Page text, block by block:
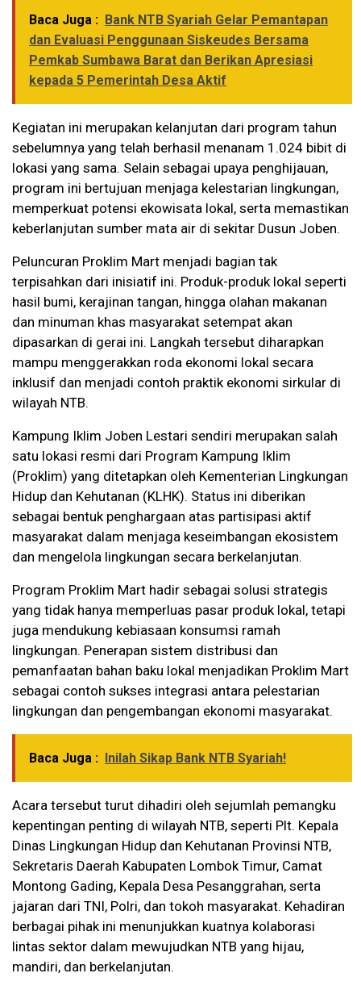
Baca Juga : Bank NTB Syariah Gelar Pemantapan
dan Evaluasi Penggunaan Siskeudes Bersama
Pemkab Sumbawa Barat dan Berikan Apresiasi
kepada 5 Pemerintah Desa Aktif
Kegiatan ini merupakan kelanjutan dari program tahun
sebelumnya yang telah berhasil menanam 1.024 bibit di
lokasi yang sama. Selain sebagai upaya penghijauan,
program ini bertujuan menjaga kelestarian lingkungan,
memperkuat potensi ekowisata lokal, serta memastikan
keberlanjutan sumber mata air di sekitar Dusun Joben.
Peluncuran Proklim Mart menjadi bagian tak
terpisahkan dari inisiatif ini. Produk-produk lokal seperti
hasil bumi, kerajinan tangan, hingga olahan makanan
dan minuman khas masyarakat setempat akan
dipasarkan di gerai ini. Langkah tersebut diharapkan
mampu menggerakkan roda ekonomi lokal secara
inklusif dan menjadi contoh praktik ekonomi sirkular di
wilayah NTB.
Kampung Iklim Joben Lestari sendiri merupakan salah
satu lokasi resmi dari Program Kampung Iklim
(Proklim) yang ditetapkan oleh Kementerian Lingkungan
Hidup dan Kehutanan (KLHK). Status ini diberikan
sebagai bentuk penghargaan atas partisipasi aktif
masyarakat dalam menjaga keseimbangan ekosistem
dan mengelola lingkungan secara berkelanjutan.
Program Proklim Mart hadir sebagai solusi strategis
yang tidak hanya memperluas pasar produk lokal, tetapi
juga mendukung kebiasaan konsumsi ramah
lingkungan. Penerapan sistem distribusi dan
pemanfaatan bahan baku lokal menjadikan Proklim Mart
sebagai contoh sukses integrasi antara pelestarian
lingkungan dan pengembangan ekonomi masyarakat.
Baca Juga : Inilah Sikap Bank NTB Syariah!
Acara tersebut turut dihadiri oleh sejumlah pemangku
kepentingan penting di wilayah NTB, seperti Plt. Kepala
Dinas Lingkungan Hidup dan Kehutanan Provinsi NTB,
Sekretaris Daerah Kabupaten Lombok Timur, Camat
Montong Gading, Kepala Desa Pesanggrahan, serta
jajaran dari TNI, Polri, dan tokoh masyarakat. Kehadiran
berbagai pihak ini menunjukkan kuatnya kolaborasi
lintas sektor dalam mewujudkan NTB yang hijau,
mandiri, dan berkelanjutan.